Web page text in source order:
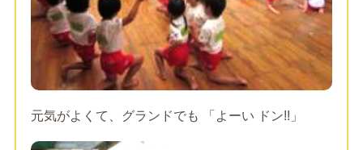
元気がよくて、グランドでも 「よーい ドン!!」